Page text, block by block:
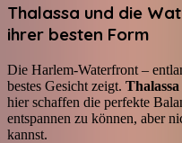
Thalassa und die
ihrer besten Form
Die Harlem-Waterfront –
bestes Gesicht zeigt. Thalassa
hier schaffen die perfekte
entspannen zu können, aber
kannst.